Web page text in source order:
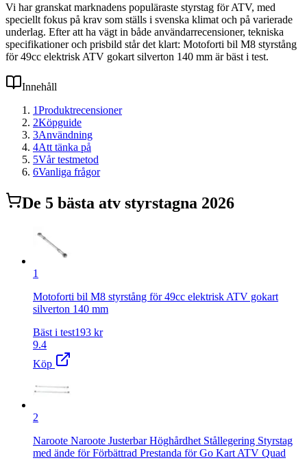
Vi har granskat marknadens populäraste styrstag för ATV, med
speciellt fokus på krav som ställs i svenska klimat och på varierade
underlag. Efter att ha vägt in både användarrecensioner, tekniska
specifikationer och prisbild står det klart: Motoforti bil M8 styrstång
för 49cc elektrisk ATV gokart silverton 140 mm är bäst i test.
Innehåll
1Produktrecensioner
2Köpguide
3Användning
4Att tänka på
5Vår testmetod
6Vanliga frågor
De 5 bästa atv styrstagna 2026
1
Motoforti bil M8 styrstång för 49cc elektrisk ATV gokart
silverton 140 mm
Bäst i test193 kr
9.4
Köp
2
Naroote Naroote Justerbar Höghårdhet Stållegering Styrstag
med ände för Förbättrad Prestanda för Go Kart ATV Quad